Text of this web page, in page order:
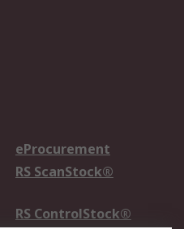
eProcurement
RS ScanStock®
RS ControlStock®